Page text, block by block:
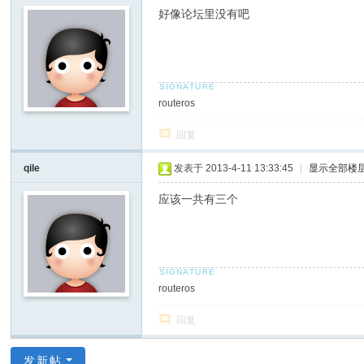
好像论坛里没有吧
routeros
回复
qile 发表于 2013-4-11 13:33:45 显示全部楼
应该一共有三个
routeros
回复
发新帖